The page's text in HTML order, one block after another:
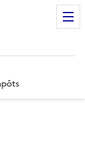
clés, partie du